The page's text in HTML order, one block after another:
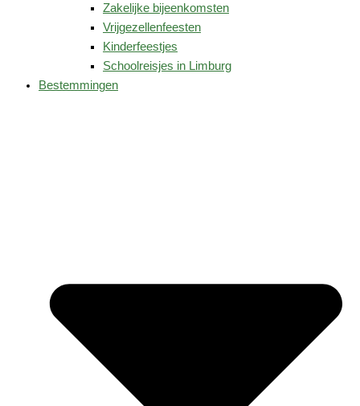
Zakelijke bijeenkomsten
Vrijgezellenfeesten
Kinderfeestjes
Schoolreisjes in Limburg
Bestemmingen